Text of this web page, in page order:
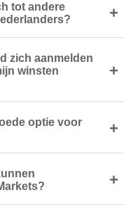
tot andere
+
zich aanmelden
winsten
+
optie voor
+
+